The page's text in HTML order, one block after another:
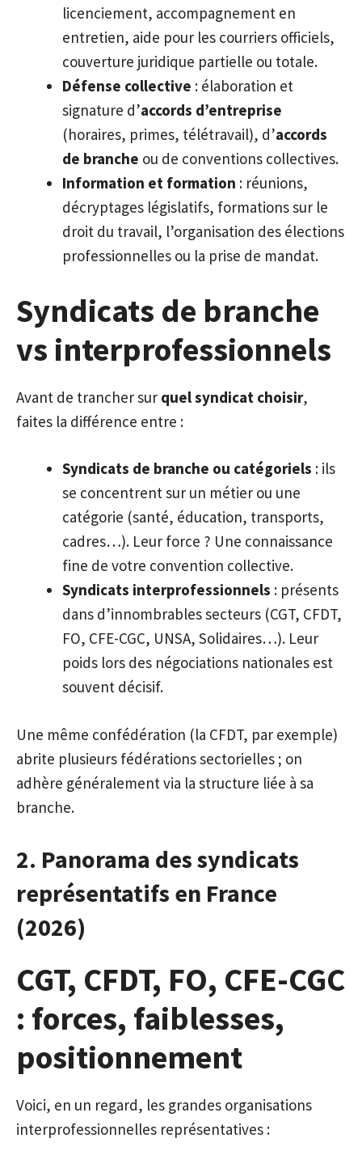
licenciement, accompagnement en
entretien, aide pour les courriers officiels,
couverture juridique partielle ou totale.
Défense collective : élaboration et
signature d’accords d’entreprise
(horaires, primes, télétravail), d’accords
de branche ou de conventions collectives.
Information et formation : réunions,
décryptages législatifs, formations sur le
droit du travail, l’organisation des élections
professionnelles ou la prise de mandat.
Syndicats de branche
vs interprofessionnels
Avant de trancher sur quel syndicat choisir,
faites la différence entre :
Syndicats de branche ou catégoriels : ils
se concentrent sur un métier ou une
catégorie (santé, éducation, transports,
cadres…). Leur force ? Une connaissance
fine de votre convention collective.
Syndicats interprofessionnels : présents
dans d’innombrables secteurs (CGT, CFDT,
FO, CFE-CGC, UNSA, Solidaires…). Leur
poids lors des négociations nationales est
souvent décisif.
Une même confédération (la CFDT, par exemple)
abrite plusieurs fédérations sectorielles ; on
adhère généralement via la structure liée à sa
branche.
2. Panorama des syndicats
représentatifs en France
(2026)
CGT, CFDT, FO, CFE-CGC
: forces, faiblesses,
positionnement
Voici, en un regard, les grandes organisations
interprofessionnelles représentatives :